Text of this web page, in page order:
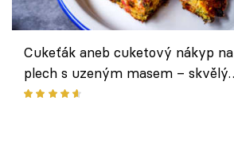
Cukeťák aneb cuketový nákyp na
plech s uzeným masem – skvělý
způsob, jak zpracovat přerostlé